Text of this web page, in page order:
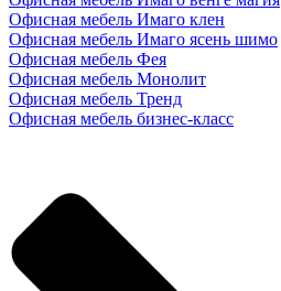
Офисная мебель Имаго клен
Офисная мебель Имаго ясень шимо
Офисная мебель Фея
Офисная мебель Монолит
Офисная мебель Тренд
Офисная мебель бизнес-класс